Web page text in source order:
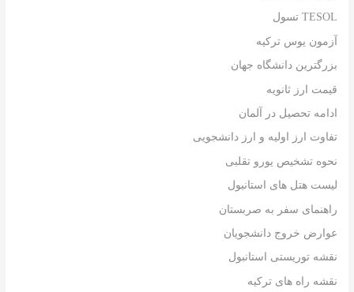
TESOL تسول
آزمون یوس ترکیه
بزرگترین دانشگاه جهان
قیمت ارز ثانویه
ادامه تحصیل در آلمان
تفاوت ارز اولیه و ارز دانشجویی
نحوه تشخیص یورو تقلبی
لیست هتل های استانبول
راهنمای سفر به صربستان
عوارض خروج دانشجویان
نقشه توریستی استانبول
نقشه راه های ترکیه